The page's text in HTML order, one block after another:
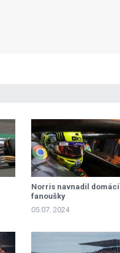
Norris navnadil domácí
fanoušky
05.07. 2024